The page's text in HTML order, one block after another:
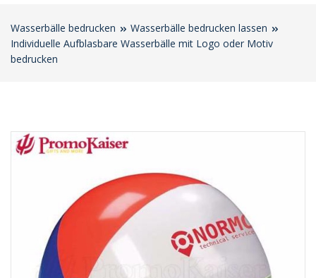
Wasserbälle bedrucken
Wasserbälle bedrucken lassen
Individuelle Aufblasbare Wasserbälle mit Logo oder Motiv
bedrucken